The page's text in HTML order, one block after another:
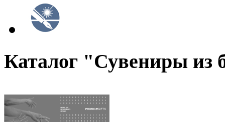
Каталог "Сувениры из